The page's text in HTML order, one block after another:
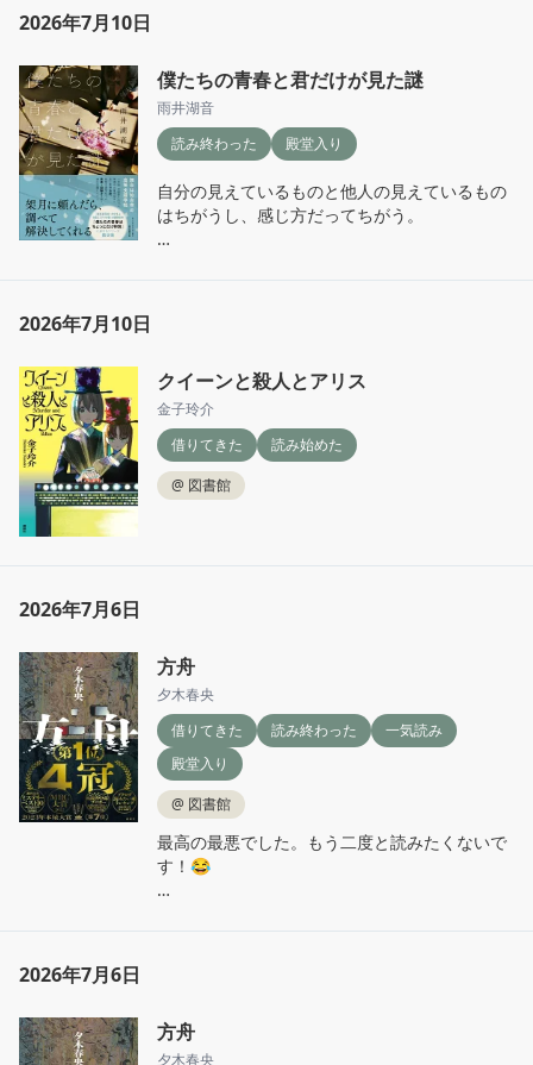
2026年7月10日
僕たちの青春と君だけが見た謎
雨井湖音
読み終わった
殿堂入り
自分の見えているものと他人の見えているもの
はちがうし、感じ方だってちがう。
成長していて素晴らしかった。尊敬しちゃう。
由芽のことを考えてなんだか涙がポロポロ止ま
らなかったけど、泣いている私はやさしいのか
それともこの涙は同情のようなものなのか……
分からなくなった。
2026年7月10日
クイーンと殺人とアリス
金子玲介
借りてきた
読み始めた
@ 図書館
2026年7月6日
方舟
夕木春央
借りてきた
読み終わった
一気読み
殿堂入り
@ 図書館
最高の最悪でした。もう二度と読みたくないで
す！😂
い…」のきもちをつよく持ってなんとか読み切
った。
2026年7月6日
方舟
夕木春央